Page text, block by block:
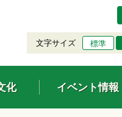
文字サイズ 標準
化 イベント情報